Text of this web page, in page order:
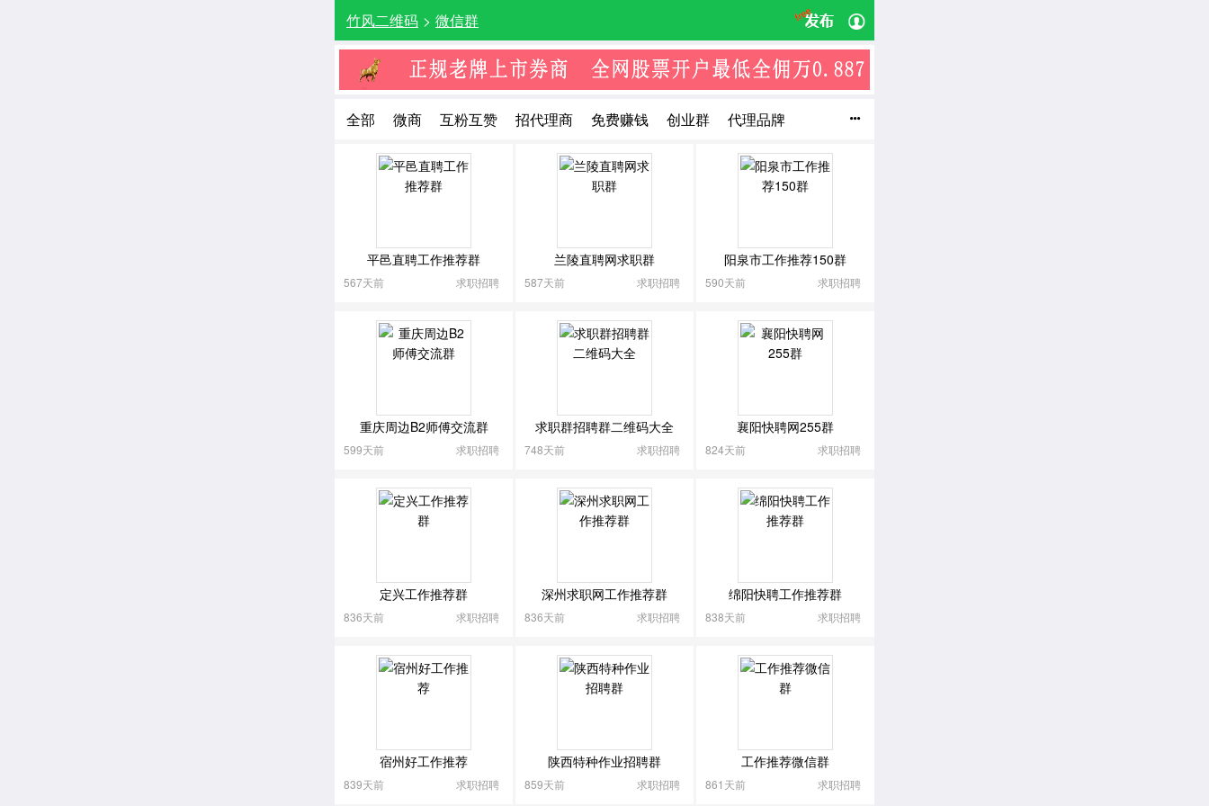
竹风二维码 > 微信群
全部 微商 互粉互赞 招代理商 免费赚钱 创业群
代理品牌
技术开发
营销推广 摄影群 旅游 购物
母婴群
美食 宝妈群 粉丝互动
网红直播
动漫卡通
生活服务 全民K歌群 众筹 游戏群 教育培训
医疗健康
艺术及收藏
棋牌娱乐 兴趣爱好 股票交流群 投资交流群
各类资源

平邑直聘工作推荐群
567天前 求职招聘
兰陵直聘网求职群
587天前 求职招聘
阳泉市工作推荐150群
590天前 求职招聘
重庆周边B2师傅交流群
599天前 求职招聘
求职群招聘群二维码大全
748天前 求职招聘
襄阳快聘网255群
824天前 求职招聘
定兴工作推荐群
836天前 求职招聘
深州求职网工作推荐群
836天前 求职招聘
绵阳快聘工作推荐群
838天前 求职招聘
宿州好工作推荐
839天前 求职招聘
陕西特种作业招聘群
859天前 求职招聘
工作推荐微信群
861天前 求职招聘